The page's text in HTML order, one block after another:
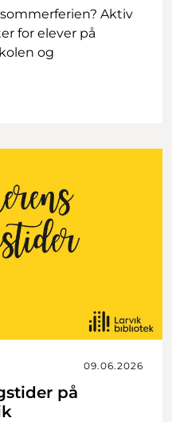
Aktiv
for elever på
og
09.06.2026
på